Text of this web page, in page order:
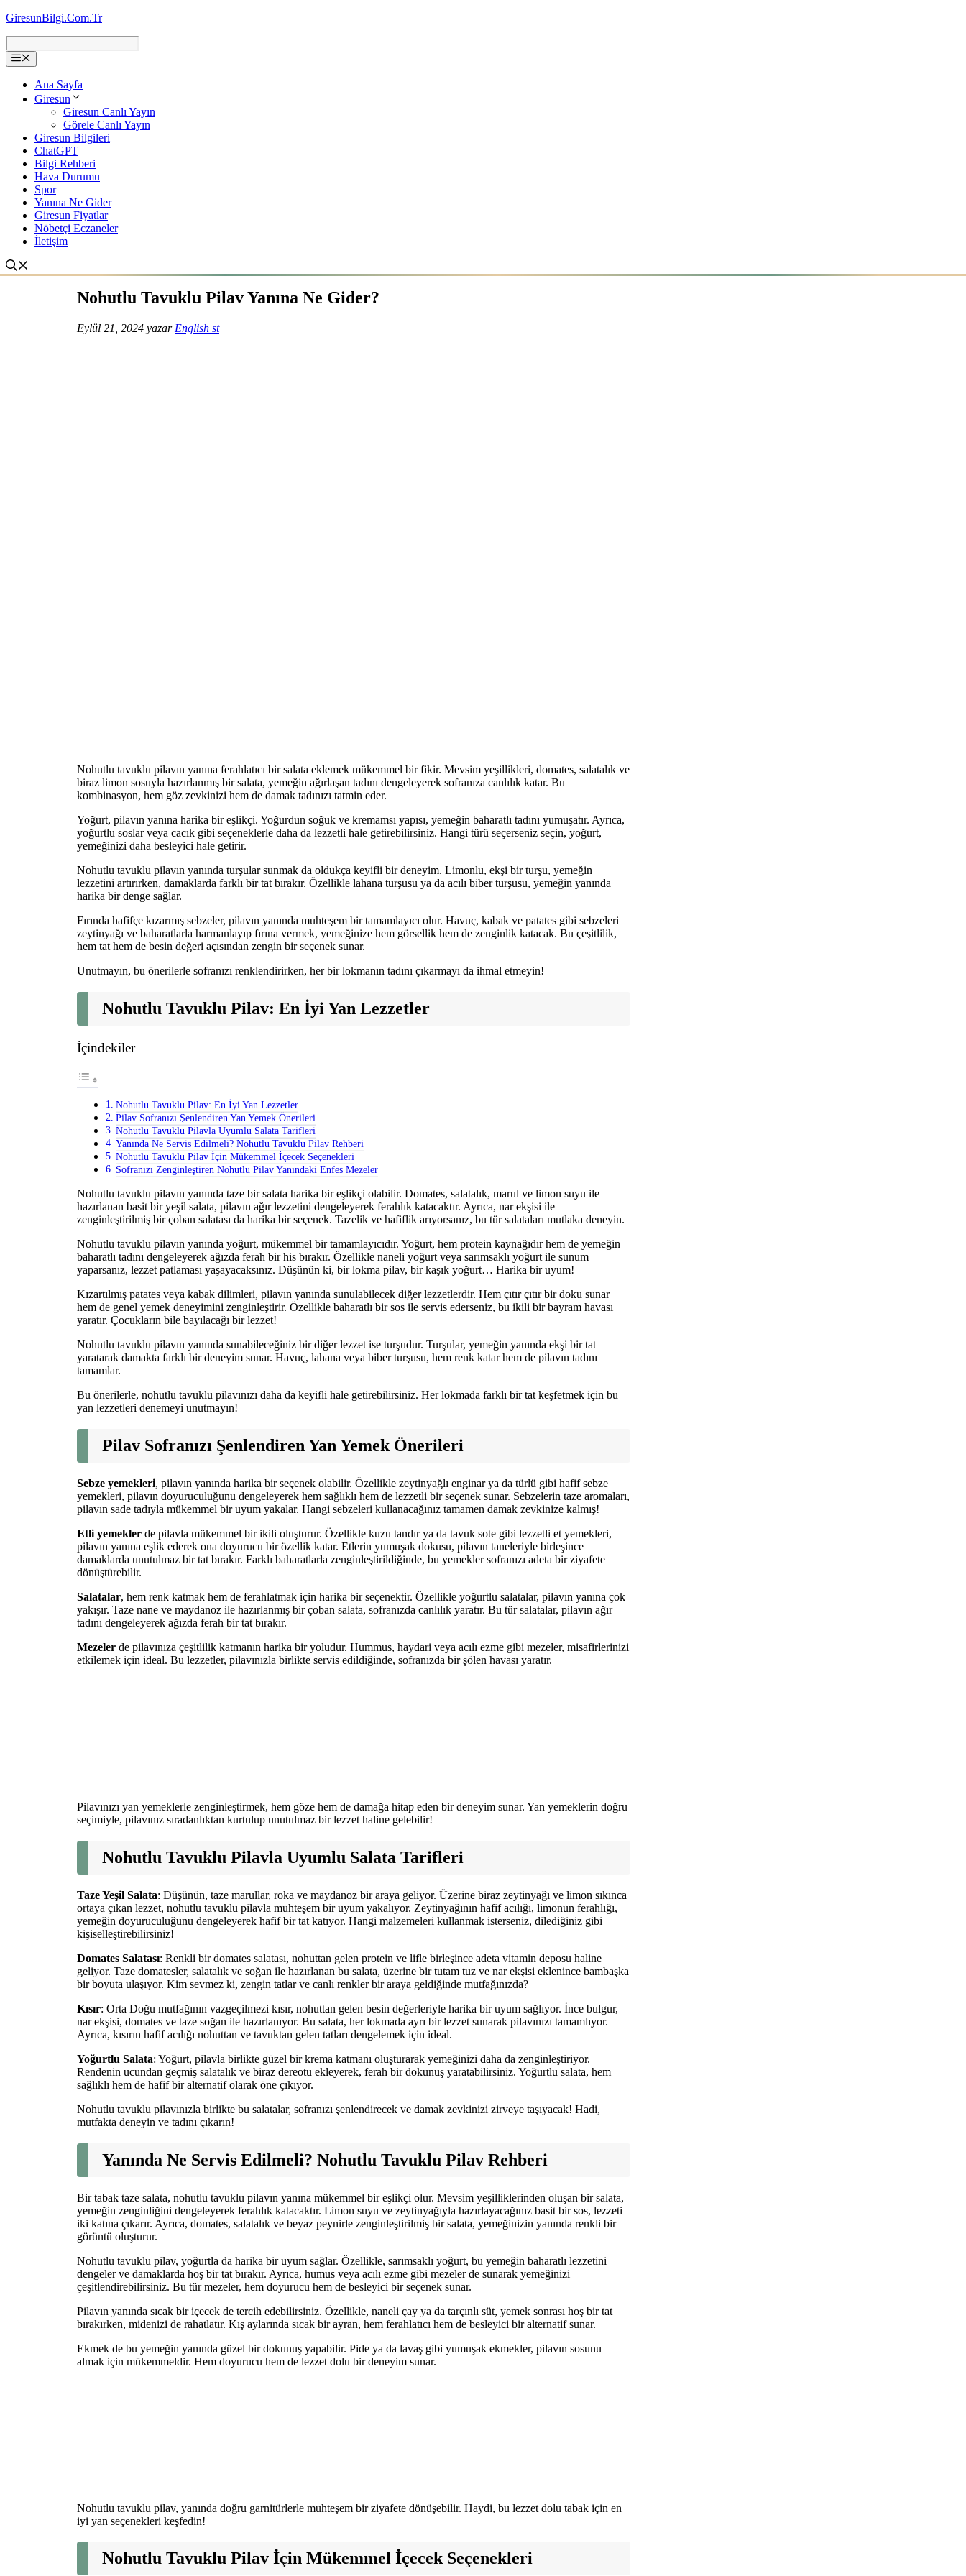
İçeriğe
GiresunBilgi.Com.Tr
Ana Sayfa
Giresun
Giresun Canlı Yayın
Görele Canlı Yayın
Giresun Bilgileri
ChatGPT
Bilgi Rehberi
Hava Durumu
Spor
Yanına Ne Gider
Giresun Fiyatlar
Nöbetçi Eczaneler
İletişim
Nohutlu Tavuklu Pilav Yanına Ne Gider?
Eylül 21, 2024 yazar English st
Nohutlu tavuklu pilavın yanına ferahlatıcı bir salata eklemek mükemmel bir fikir. Mevsim yeşillikleri, domates, salatalık ve
biraz limon sosuyla hazırlanmış bir salata, yemeğin ağırlaşan tadını dengeleyerek sofranıza canlılık katar. Bu
kombinasyon, hem göz zevkinizi hem de damak tadınızı tatmin eder.
Yoğurt, pilavın yanına harika bir eşlikçi. Yoğurdun soğuk ve kremamsı yapısı, yemeğin baharatlı tadını yumuşatır. Ayrıca,
yoğurtlu soslar veya cacık gibi seçeneklerle daha da lezzetli hale getirebilirsiniz. Hangi türü seçerseniz seçin, yoğurt,
yemeğinizi daha besleyici hale getirir.
Nohutlu tavuklu pilavın yanında turşular sunmak da oldukça keyifli bir deneyim. Limonlu, ekşi bir turşu, yemeğin
lezzetini artırırken, damaklarda farklı bir tat bırakır. Özellikle lahana turşusu ya da acılı biber turşusu, yemeğin yanında
harika bir denge sağlar.
Fırında hafifçe kızarmış sebzeler, pilavın yanında muhteşem bir tamamlayıcı olur. Havuç, kabak ve patates gibi sebzeleri
zeytinyağı ve baharatlarla harmanlayıp fırına vermek, yemeğinize hem görsellik hem de zenginlik katacak. Bu çeşitlilik,
hem tat hem de besin değeri açısından zengin bir seçenek sunar.
Unutmayın, bu önerilerle sofranızı renklendirirken, her bir lokmanın tadını çıkarmayı da ihmal etmeyin!
Nohutlu Tavuklu Pilav: En İyi Yan Lezzetler
İçindekiler
Nohutlu Tavuklu Pilav: En İyi Yan Lezzetler
Pilav Sofranızı Şenlendiren Yan Yemek Önerileri
Nohutlu Tavuklu Pilavla Uyumlu Salata Tarifleri
Yanında Ne Servis Edilmeli? Nohutlu Tavuklu Pilav Rehberi
Nohutlu Tavuklu Pilav İçin Mükemmel İçecek Seçenekleri
Sofranızı Zenginleştiren Nohutlu Pilav Yanındaki Enfes Mezeler
Nohutlu tavuklu pilavın yanında taze bir salata harika bir eşlikçi olabilir. Domates, salatalık, marul ve limon suyu ile
hazırlanan basit bir yeşil salata, pilavın ağır lezzetini dengeleyerek ferahlık katacaktır. Ayrıca, nar ekşisi ile
zenginleştirilmiş bir çoban salatası da harika bir seçenek. Tazelik ve hafiflik arıyorsanız, bu tür salataları mutlaka deneyin.
Nohutlu tavuklu pilavın yanında yoğurt, mükemmel bir tamamlayıcıdır. Yoğurt, hem protein kaynağıdır hem de yemeğin
baharatlı tadını dengeleyerek ağızda ferah bir his bırakır. Özellikle naneli yoğurt veya sarımsaklı yoğurt ile sunum
yaparsanız, lezzet patlaması yaşayacaksınız. Düşünün ki, bir lokma pilav, bir kaşık yoğurt… Harika bir uyum!
Kızartılmış patates veya kabak dilimleri, pilavın yanında sunulabilecek diğer lezzetlerdir. Hem çıtır çıtır bir doku sunar
hem de genel yemek deneyimini zenginleştirir. Özellikle baharatlı bir sos ile servis ederseniz, bu ikili bir bayram havası
yaratır. Çocukların bile bayılacağı bir lezzet!
Nohutlu tavuklu pilavın yanında sunabileceğiniz bir diğer lezzet ise turşudur. Turşular, yemeğin yanında ekşi bir tat
yaratarak damakta farklı bir deneyim sunar. Havuç, lahana veya biber turşusu, hem renk katar hem de pilavın tadını
tamamlar.
Bu önerilerle, nohutlu tavuklu pilavınızı daha da keyifli hale getirebilirsiniz. Her lokmada farklı bir tat keşfetmek için bu
yan lezzetleri denemeyi unutmayın!
Pilav Sofranızı Şenlendiren Yan Yemek Önerileri
Sebze yemekleri, pilavın yanında harika bir seçenek olabilir. Özellikle zeytinyağlı enginar ya da türlü gibi hafif sebze
yemekleri, pilavın doyuruculuğunu dengeleyerek hem sağlıklı hem de lezzetli bir seçenek sunar. Sebzelerin taze aromaları,
pilavın sade tadıyla mükemmel bir uyum yakalar. Hangi sebzeleri kullanacağınız tamamen damak zevkinize kalmış!
Etli yemekler de pilavla mükemmel bir ikili oluşturur. Özellikle kuzu tandır ya da tavuk sote gibi lezzetli et yemekleri,
pilavın yanına eşlik ederek ona doyurucu bir özellik katar. Etlerin yumuşak dokusu, pilavın taneleriyle birleşince
damaklarda unutulmaz bir tat bırakır. Farklı baharatlarla zenginleştirildiğinde, bu yemekler sofranızı adeta bir ziyafete
dönüştürebilir.
Salatalar, hem renk katmak hem de ferahlatmak için harika bir seçenektir. Özellikle yoğurtlu salatalar, pilavın yanına çok
yakışır. Taze nane ve maydanoz ile hazırlanmış bir çoban salata, sofranızda canlılık yaratır. Bu tür salatalar, pilavın ağır
tadını dengeleyerek ağızda ferah bir tat bırakır.
Mezeler de pilavınıza çeşitlilik katmanın harika bir yoludur. Hummus, haydari veya acılı ezme gibi mezeler, misafirlerinizi
etkilemek için ideal. Bu lezzetler, pilavınızla birlikte servis edildiğinde, sofranızda bir şölen havası yaratır.
Pilavınızı yan yemeklerle zenginleştirmek, hem göze hem de damağa hitap eden bir deneyim sunar. Yan yemeklerin doğru
seçimiyle, pilavınız sıradanlıktan kurtulup unutulmaz bir lezzet haline gelebilir!
Nohutlu Tavuklu Pilavla Uyumlu Salata Tarifleri
Taze Yeşil Salata: Düşünün, taze marullar, roka ve maydanoz bir araya geliyor. Üzerine biraz zeytinyağı ve limon sıkınca
ortaya çıkan lezzet, nohutlu tavuklu pilavla muhteşem bir uyum yakalıyor. Zeytinyağının hafif acılığı, limonun ferahlığı,
yemeğin doyuruculuğunu dengeleyerek hafif bir tat katıyor. Hangi malzemeleri kullanmak isterseniz, dilediğiniz gibi
kişiselleştirebilirsiniz!
Domates Salatası: Renkli bir domates salatası, nohuttan gelen protein ve lifle birleşince adeta vitamin deposu haline
geliyor. Taze domatesler, salatalık ve soğan ile hazırlanan bu salata, üzerine bir tutam tuz ve nar ekşisi eklenince bambaşka
bir boyuta ulaşıyor. Kim sevmez ki, zengin tatlar ve canlı renkler bir araya geldiğinde mutfağınızda?
Kısır: Orta Doğu mutfağının vazgeçilmezi kısır, nohuttan gelen besin değerleriyle harika bir uyum sağlıyor. İnce bulgur,
nar ekşisi, domates ve taze soğan ile hazırlanıyor. Bu salata, her lokmada ayrı bir lezzet sunarak pilavınızı tamamlıyor.
Ayrıca, kısırın hafif acılığı nohuttan ve tavuktan gelen tatları dengelemek için ideal.
Yoğurtlu Salata: Yoğurt, pilavla birlikte güzel bir krema katmanı oluşturarak yemeğinizi daha da zenginleştiriyor.
Rendenin ucundan geçmiş salatalık ve biraz dereotu ekleyerek, ferah bir dokunuş yaratabilirsiniz. Yoğurtlu salata, hem
sağlıklı hem de hafif bir alternatif olarak öne çıkıyor.
Nohutlu tavuklu pilavınızla birlikte bu salatalar, sofranızı şenlendirecek ve damak zevkinizi zirveye taşıyacak! Hadi,
mutfakta deneyin ve tadını çıkarın!
Yanında Ne Servis Edilmeli? Nohutlu Tavuklu Pilav Rehberi
Bir tabak taze salata, nohutlu tavuklu pilavın yanına mükemmel bir eşlikçi olur. Mevsim yeşilliklerinden oluşan bir salata,
yemeğin zenginliğini dengeleyerek ferahlık katacaktır. Limon suyu ve zeytinyağıyla hazırlayacağınız basit bir sos, lezzeti
iki katına çıkarır. Ayrıca, domates, salatalık ve beyaz peynirle zenginleştirilmiş bir salata, yemeğinizin yanında renkli bir
görüntü oluşturur.
Nohutlu tavuklu pilav, yoğurtla da harika bir uyum sağlar. Özellikle, sarımsaklı yoğurt, bu yemeğin baharatlı lezzetini
dengeler ve damaklarda hoş bir tat bırakır. Ayrıca, humus veya acılı ezme gibi mezeler de sunarak yemeğinizi
çeşitlendirebilirsiniz. Bu tür mezeler, hem doyurucu hem de besleyici bir seçenek sunar.
Pilavın yanında sıcak bir içecek de tercih edebilirsiniz. Özellikle, naneli çay ya da tarçınlı süt, yemek sonrası hoş bir tat
bırakırken, midenizi de rahatlatır. Kış aylarında sıcak bir ayran, hem ferahlatıcı hem de besleyici bir alternatif sunar.
Ekmek de bu yemeğin yanında güzel bir dokunuş yapabilir. Pide ya da lavaş gibi yumuşak ekmekler, pilavın sosunu
almak için mükemmeldir. Hem doyurucu hem de lezzet dolu bir deneyim sunar.
Nohutlu tavuklu pilav, yanında doğru garnitürlerle muhteşem bir ziyafete dönüşebilir. Haydi, bu lezzet dolu tabak için en
iyi yan seçenekleri keşfedin!
Nohutlu Tavuklu Pilav İçin Mükemmel İçecek Seçenekleri